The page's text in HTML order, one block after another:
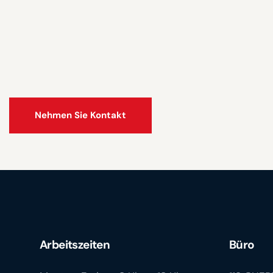
Arbeitszeiten Büro